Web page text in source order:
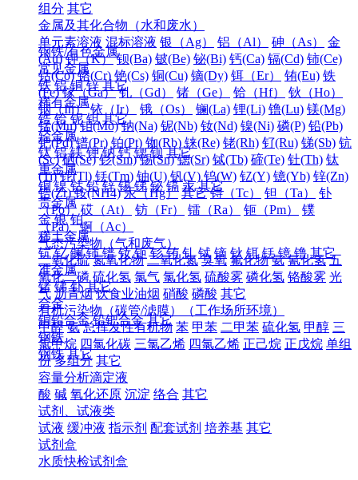
组分 其它
金属及其化合物（水和废水）
单元素溶液 混标溶液 银（Ag） 铝（Al） 砷（As）
金
(Au) 钾（K） 钡(Ba) 铍(Be) 铋(Bi) 钙(Ca) 镉(Cd) 铈(Ce)
钴(Co) 铬(Cr) 铯(Cs) 铜(Cu) 镝(Dy) 铒（Er） 铕(Eu) 铁
(Fe) 镓（Ga） 钆（Gd） 锗（Ge） 铪（Hf）
钬（Ho）
铟（In） 铱（Ir） 锇（Os） 镧(La) 锂(Li) 镥(Lu) 镁(Mg)
锰(Mn) 钼(Mo) 钠(Na) 铌(Nb) 钕(Nd) 镍(Ni) 磷(P) 铅(Pb)
钯(Pd) 镨(Pr) 铂(Pt) 铷(Rb) 铼(Re) 铑(Rh) 钌(Ru) 锑(Sb) 钪
(Sc) 硒(Se) 钐(Sm) 锡(Sn) 锶(Sr) 铽(Tb) 碲(Te) 钍(Th) 钛
(Ti) 铊(Tl) 铥(Tm) 铀(U) 钒(V) 钨(W) 钇(Y) 镱(Yb) 锌(Zn)
锆(Zr) 铵(NH4) 汞（Hg） 其它 锝（Tc） 钽（Ta）
钋
（Po） 砹（At） 钫（Fr） 镭（Ra） 钷（Pm）
镤
（Pa） 锕（Ac）
气态污染物（气和废气）
二氧化硫 氮氧化物 二氧化氮 臭氧 氟化物 氨 氰化氢 五
氧化二磷 硫化氢 氯气 氯化氢 硫酸雾 磷化氢 铬酸雾 光
气 沥青烟 饮食业油烟 硝酸 磷酸 其它
有机污染物（碳管/滤膜）（工作场所环境）
甲醛 氨 总挥发性有机物 苯 甲苯 二甲苯 硫化氢 甲醇 三
氯甲烷 四氯化碳 三氯乙烯 四氯乙烯 正己烷 正戊烷 单组
份 多组分 其它
容量分析滴定液
酸 碱 氧化还原 沉淀 络合 其它
试剂、试液类
试液 缓冲液 指示剂 配套试剂 培养基 其它
试剂盒
水质快检试剂盒
钢铁/有色金属
常见金属
铁 铝 铜 锌 其它
稀有金属
锆 铪 铌 钽 其它
轻金属
钛 铝 镁 钾 钠 钙 锶 钡 其它
重金属
铜 镍 钴 铅 锌 锡 锑 铋 镉 汞 其它
贵金属
金 银 铂
稀土金属
钪 钇 镧 铈 镨 钕 钷 钐 铕 钆 铽 镝 钬 铒 铥 镱 镥 其它
准金属
锗 锑 钋 其它
合金
铜铅合金 铅钯合金 其它
钢铁
钢铁 其它